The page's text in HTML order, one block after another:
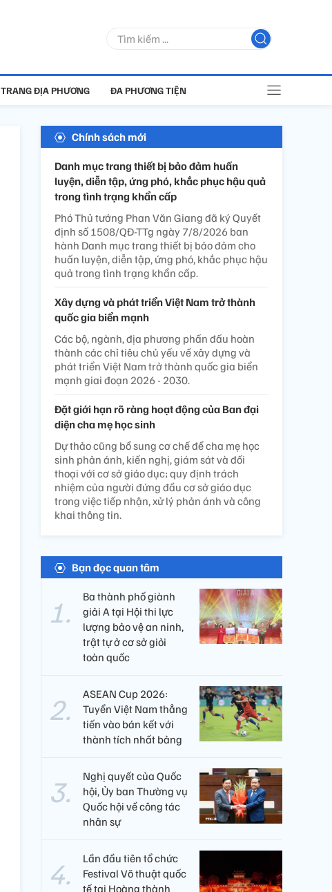
TRANG ĐỊA PHƯƠNG ĐA PHƯƠNG TIỆN
Chính sách mới
Danh mục trang thiết bị bảo đảm huấn
luyện, diễn tập, ứng phó, khắc phục hậu quả
trong tình trạng khẩn cấp
Phó Thủ tướng Phan Văn Giang đã ký Quyết
định số 1508/QĐ-TTg ngày 7/8/2026 ban
hành Danh mục trang thiết bị bảo đảm cho
huấn luyện, diễn tập, ứng phó, khắc phục hậu
quả trong tình trạng khẩn cấp.
Xây dựng và phát triển Việt Nam trở thành
quốc gia biển mạnh
Các bộ, ngành, địa phương phấn đấu hoàn
thành các chỉ tiêu chủ yếu về xây dựng và
phát triển Việt Nam trở thành quốc gia biển
mạnh giai đoạn 2026 - 2030.
Đặt giới hạn rõ ràng hoạt động của Ban đại
diện cha mẹ học sinh
Dự thảo cũng bổ sung cơ chế để cha mẹ học
sinh phản ánh, kiến nghị, giám sát và đối
thoại với cơ sở giáo dục; quy định trách
nhiệm của người đứng đầu cơ sở giáo dục
trong việc tiếp nhận, xử lý phản ánh và công
khai thông tin.
Bạn đọc quan tâm
Ba thành phố giành
giải A tại Hội thi lực
lượng bảo vệ an ninh,
trật tự ở cơ sở giỏi
toàn quốc
ASEAN Cup 2026:
Tuyển Việt Nam thẳng
tiến vào bán kết với
thành tích nhất bảng
Nghị quyết của Quốc
hội, Ủy ban Thường vụ
Quốc hội về công tác
nhân sự
Lần đầu tiên tổ chức
Festival Võ thuật quốc
tế tại Hoàng thành